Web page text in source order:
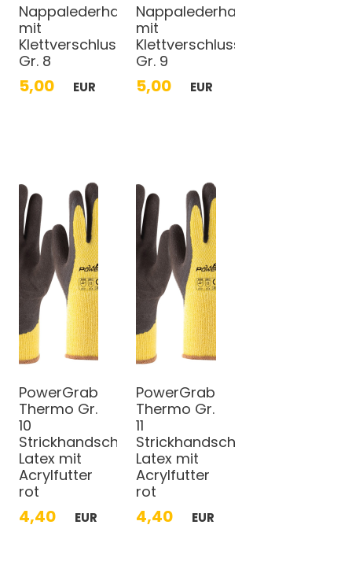
Nappalederhandschuhe
mit
Klettverschluss
Gr. 8
5,00 EUR
Nappalederhandschuhe
mit
Klettverschluss
Gr. 9
5,00 EUR
PowerGrab
Thermo Gr.
10
Strickhandschuhe
Latex mit
Acrylfutter
rot
4,40 EUR
PowerGrab
Thermo Gr.
11
Strickhandschuhe
Latex mit
Acrylfutter
rot
4,40 EUR